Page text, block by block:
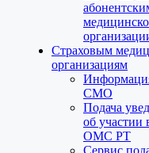
Страховым
организациям
СМО
Подача
об участии
ОМС РТ
Сервис